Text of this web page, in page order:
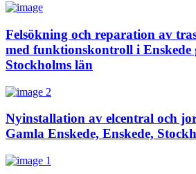
Felsökning och reparation av
med funktionskontroll i Enskede
Stockholms län
Nyinstallation av elcentral och
Gamla Enskede, Enskede,